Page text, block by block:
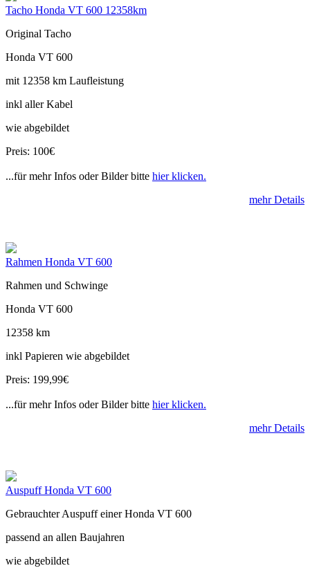
Tacho Honda VT 600 12358km
Original Tacho
Honda VT 600
mit 12358 km Laufleistung
inkl aller Kabel
wie abgebildet
Preis: 100€
...für mehr Infos oder Bilder bitte hier klicken.
mehr Details
Rahmen Honda VT 600
Rahmen und Schwinge
Honda VT 600
12358 km
inkl Papieren wie abgebildet
Preis: 199,99€
...für mehr Infos oder Bilder bitte hier klicken.
mehr Details
Auspuff Honda VT 600
Gebrauchter Auspuff einer Honda VT 600
passend an allen Baujahren
wie abgebildet